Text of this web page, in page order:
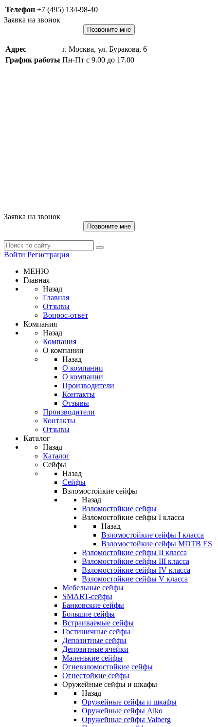
Телефон +7 (495) 134-98-40
Заявка на звонок
Позвоните мне
Адрес
г. Москва, ул. Буракова, 6
График работы Пн-Пт с 9.00 до 17.00
Заявка на звонок
Позвоните мне
Войти Регистрация
МЕНЮ
Главная
Назад
Главная
Отзывы
Вопрос-ответ
Компания
Назад
Компания
О компании
Назад
О компании
О компании
Производители
Контакты
Отзывы
Производители
Контакты
Отзывы
Каталог
Назад
Каталог
Сейфы
Назад
Сейфы
Взломостойкие сейфы
Назад
Взломостойкие сейфы
Взломостойкие сейфы I класса
Назад
Взломостойкие сейфы I класса
Взломостойкие сейфы MDTB ES
Взломостойкие сейфы II класса
Взломостойкие сейфы III класса
Взломостойкие сейфы IV класса
Взломостойкие сейфы V класса
Мебельные сейфы
SMART-сейфы
Банковские сейфы
Большие сейфы
Встраиваемые сейфы
Гостиничные сейфы
Депозитные сейфы
Депозитные ячейки
Маленькие сейфы
Огневзломостойкие сейфы
Огнестойкие сейфы
Оружейные сейфы и шкафы
Назад
Оружейные сейфы и шкафы
Оружейные сейфы Aiko
Оружейные сейфы Valberg